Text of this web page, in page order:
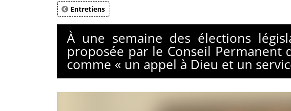
Entretiens
À une semaine des élections
proposée par le Conseil Permanent
comme « un appel à Dieu et un